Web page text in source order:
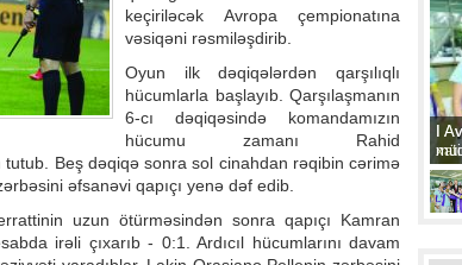
keçiriləcək Avropa çempionatına
vəsiqəni rəsmiləşdirib.
Oyun ilk dəqiqələrdən qarşılıqlı
hücumlarla başlayıb. Qarşılaşmanın
6-cı dəqiqəsində komandamızın
hücumu zamanı Rahid
Beş dəqiqə sonra sol cinahdan rəqibin cərimə
əfsanəvi qapıçı yenə dəf edib.
uzun ötürməsindən sonra qapıçı Kamran
irəli çıxarıb - 0:1. Ardıcıl hücumlarını davam
II